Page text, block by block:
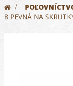
>
8 PEVNÁ NA